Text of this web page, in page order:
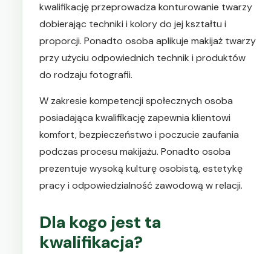
kwalifikację przeprowadza konturowanie twarzy
dobierając techniki i kolory do jej kształtu i
proporcji. Ponadto osoba aplikuje makijaż twarzy
przy użyciu odpowiednich technik i produktów
do rodzaju fotografii.
W zakresie kompetencji społecznych osoba
posiadająca kwalifikację zapewnia klientowi
komfort, bezpieczeństwo i poczucie zaufania
podczas procesu makijażu. Ponadto osoba
prezentuje wysoką kulturę osobistą, estetykę
pracy i odpowiedzialność zawodową w relacji.
Dla kogo jest ta
kwalifikacja?